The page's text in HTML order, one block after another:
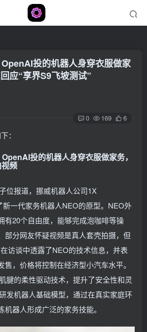
投的机器人身穿衣服做家
应“享界S9飞坡测试”
0 169 6
：
投的机器人身穿衣服做家务，
频
位报道，挪威机器人公司1X
新一代家务机器人NEO的原型。NEO外
有20个自由度，能够完成泡咖啡等操
部分网友怀疑视频是真人套壳拍摄，但
访谈中透露了NEO的技术信息，并表
售，价格将控制在经济型小汽车水平。
腱的柔性驱动技术，提升了安全性和灵
发机器人基础模型，通过在真实家庭环
器人形成广泛的家务技能。